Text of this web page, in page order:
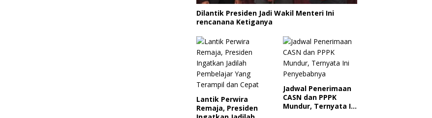
Dilantik Presiden Jadi Wakil Menteri Ini
rencanana Ketiganya
Lantik Perwira
Remaja, Presiden
Jadwal Penerimaan
CASN dan PPPK
Mundur, Ternyata Ini